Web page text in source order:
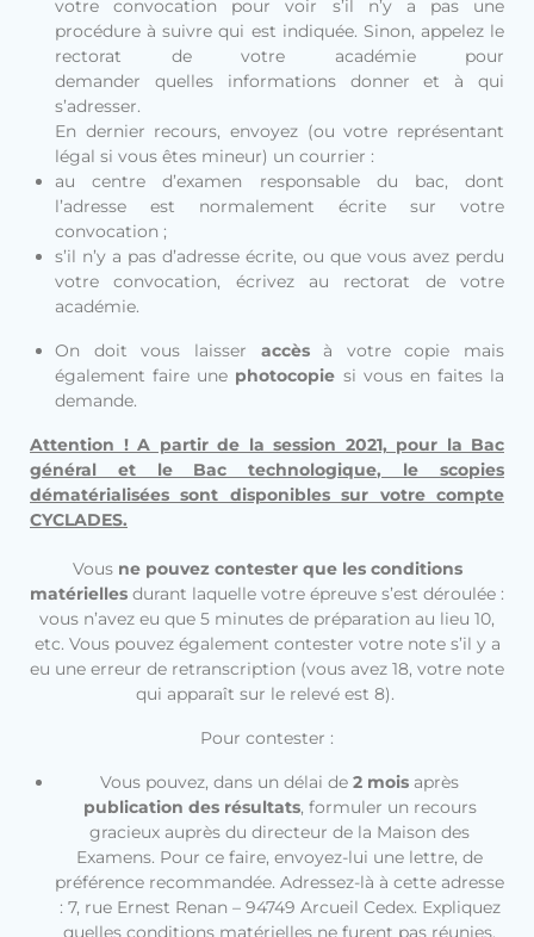
votre convocation pour voir s’il n’y a pas une
procédure à suivre qui est indiquée. Sinon, appelez le
rectorat de votre académie pour
demander quelles informations donner et à qui
s’adresser.
En dernier recours, envoyez (ou votre représentant
légal si vous êtes mineur) un courrier :
au centre d’examen responsable du bac, dont
l’adresse est normalement écrite sur votre
convocation ;
s’il n’y a pas d’adresse écrite, ou que vous avez perdu
votre convocation, écrivez au rectorat de votre
académie.
On doit vous laisser accès à votre copie mais
également faire une photocopie si vous en faites la
demande.
Attention ! A partir de la session 2021, pour la Bac
général et le Bac technologique, le scopies
dématérialisées sont disponibles sur votre compte
CYCLADES.
Vous ne pouvez contester que les conditions
matérielles durant laquelle votre épreuve s’est déroulée :
vous n’avez eu que 5 minutes de préparation au lieu 10,
etc. Vous pouvez également contester votre note s’il y a
eu une erreur de retranscription (vous avez 18, votre note
qui apparaît sur le relevé est 8).
Pour contester :
Vous pouvez, dans un délai de 2 mois après
publication des résultats, formuler un recours
gracieux auprès du directeur de la Maison des
Examens. Pour ce faire, envoyez-lui une lettre, de
préférence recommandée. Adressez-là à cette adresse
: 7, rue Ernest Renan – 94749 Arcueil Cedex. Expliquez
quelles conditions matérielles ne furent pas réunies,